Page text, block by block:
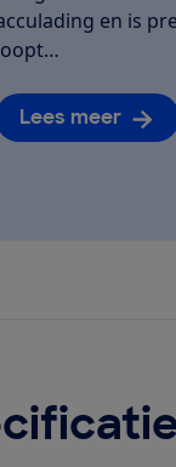
en is
Lees meer